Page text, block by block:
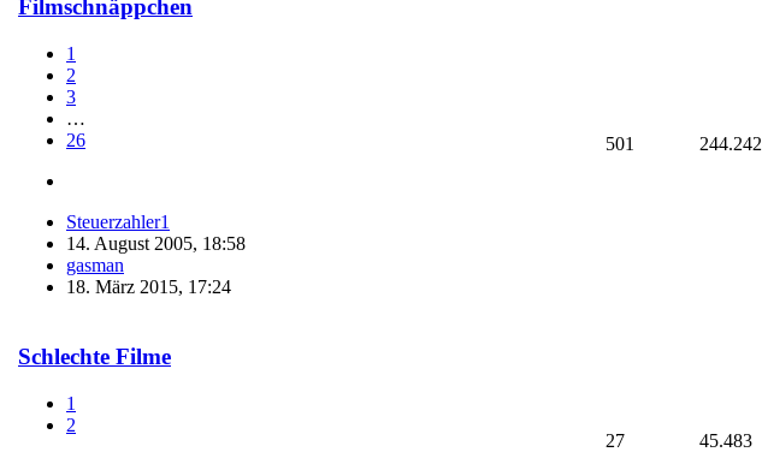
Filmschnäppchen
1
2
3
…
26
Steuerzahler1
14. August 2005, 18:58
gasman
18. März 2015, 17:24
501 244.242
Schlechte Filme
1
2
27 45.483